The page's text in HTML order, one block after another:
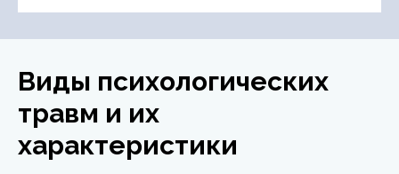
Виды психологических
травм и их
характеристики